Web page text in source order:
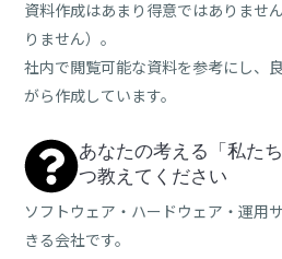
資料作成はあまり得意ではありませ
りません）。
社内で閲覧可能な資料を参考にし、
がら作成しています。
あなたの考える「私た
つ教えてください
ソフトウェア・ハードウェア・運用
きる会社です。